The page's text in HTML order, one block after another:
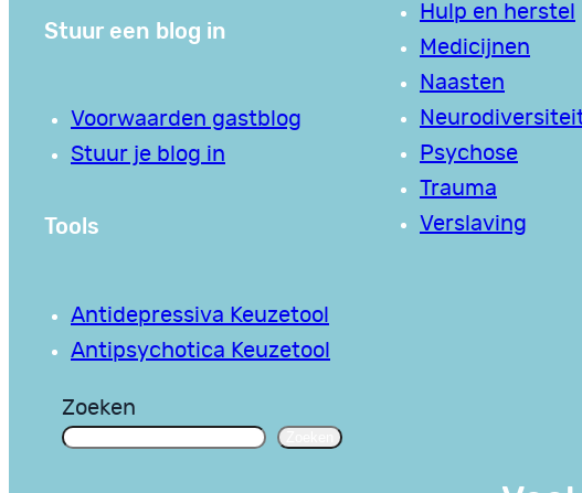
Stuur een blog in
Voorwaarden gastblog
Stuur je blog in
Tools
Antidepressiva Keuzetool
Antipsychotica Keuzetool
Hulp en herstel
Medicijnen
Naasten
Psychose
Trauma
Verslaving
Zoeken